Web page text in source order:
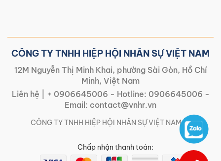
CÔNG TY TNHH HIỆP HỘI NHÂN SỰ VIỆT NAM
12M Nguyễn Thị Minh Khai, phường Sài Gòn, Hồ Chí
Minh, Việt Nam
Liên hệ |
+ 0906645006 - Hotline: 0906645006 -
Email: contact@vnhr.vn
CÔNG TY TNHH HIỆP HỘI NHÂN SỰ VIỆT NAM | |
Chấp nhận thanh toán: